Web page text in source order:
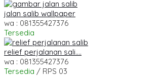
jalan salib wallpaper
wa : 081355427376
Tersedia
relief perjalanan sali....
wa : 081355427376
Tersedia / RPS 03